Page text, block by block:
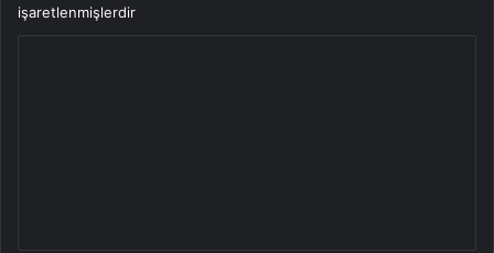
işaretlenmişlerdir